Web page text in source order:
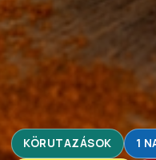
KÖRUTAZÁSOK 1